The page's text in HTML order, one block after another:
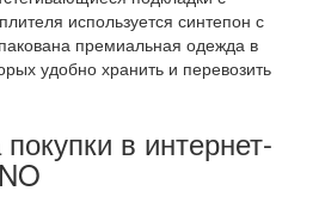
используется синтепон с
премиальная одежда в
удобно хранить и перевозить
в интернет-